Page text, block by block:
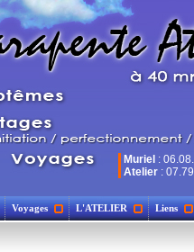
Muriel :
Atelier :
Voyages L'ATELIER Liens